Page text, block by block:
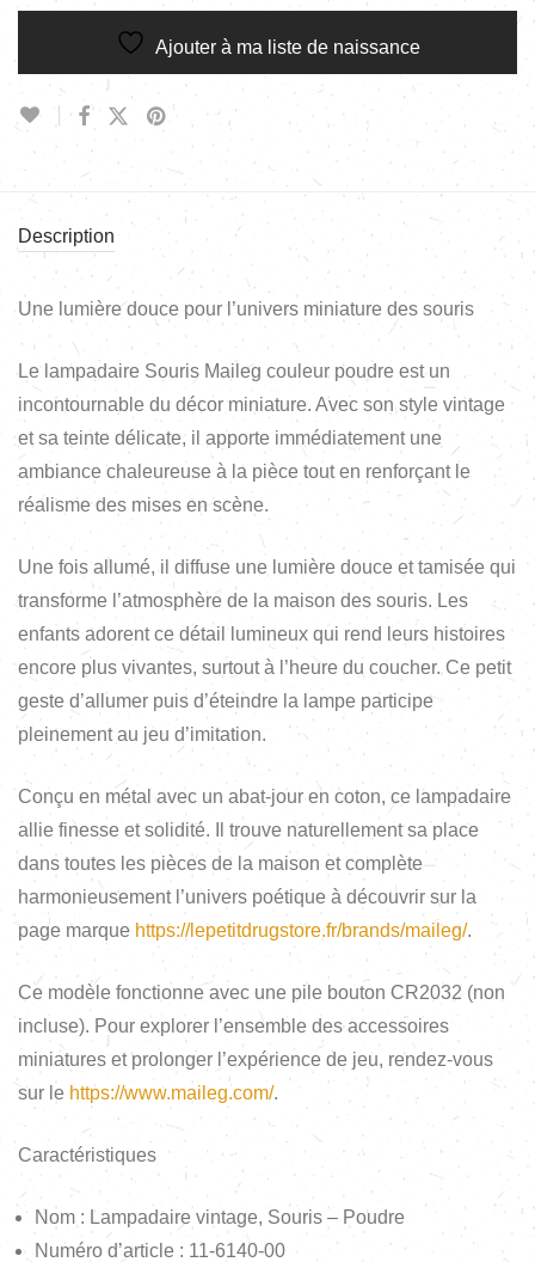
Ajouter à ma liste de naissance
Description
Une lumière douce pour l’univers miniature des souris
Le lampadaire Souris Maileg couleur poudre est un
incontournable du décor miniature. Avec son style vintage
et sa teinte délicate, il apporte immédiatement une
ambiance chaleureuse à la pièce tout en renforçant le
réalisme des mises en scène.
Une fois allumé, il diffuse une lumière douce et tamisée qui
transforme l’atmosphère de la maison des souris. Les
enfants adorent ce détail lumineux qui rend leurs histoires
encore plus vivantes, surtout à l’heure du coucher. Ce petit
geste d’allumer puis d’éteindre la lampe participe
pleinement au jeu d’imitation.
Conçu en métal avec un abat-jour en coton, ce lampadaire
allie finesse et solidité. Il trouve naturellement sa place
dans toutes les pièces de la maison et complète
harmonieusement l’univers poétique à découvrir sur la
page marque https://lepetitdrugstore.fr/brands/maileg/.
Ce modèle fonctionne avec une pile bouton CR2032 (non
incluse). Pour explorer l’ensemble des accessoires
miniatures et prolonger l’expérience de jeu, rendez-vous
sur le https://www.maileg.com/.
Caractéristiques
Nom : Lampadaire vintage, Souris – Poudre
Numéro d’article : 11-6140-00